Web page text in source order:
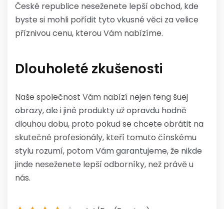
České republice neseženete lepší obchod, kde
byste si mohli pořídit tyto vkusné věci za velice
příznivou cenu, kterou Vám nabízíme.
Dlouholeté zkušenosti
Naše společnost Vám nabízí nejen feng šuej
obrazy, ale i jiné produkty už opravdu hodně
dlouhou dobu, proto pokud se chcete obrátit na
skutečné profesionály, kteří tomuto čínskému
stylu rozumí, potom Vám garantujeme, že nikde
jinde neseženete lepší odborníky, než právě u
nás.